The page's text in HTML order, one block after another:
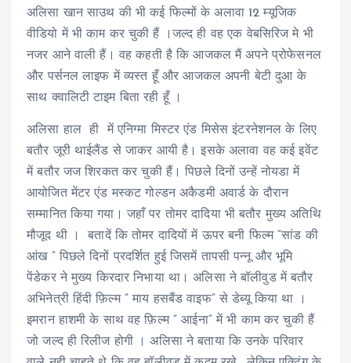
अलिसा खान साउथ की भी कई फिल्मों के अलावा 12 म्यूजिक
वीडियो में भी काम कर चुकी हैं ।जल्द ही वह एक वेबसिरिज मे भी
नजर आने वाली हैं। वह कहती है कि आजकल मैं अपने प्रोफेसनल
और पर्सनल लाइफ में व्यस्त हूँ और आजकल अपनी बेटी दुआ के
साथ क्वालिटी टाइम बिता रही हूँ ।
अलिसा हाल ही में एनिग्मा मिस्टर एंड मिसेस इंटरनेशनल के लिए
बतौर जूरी थाईलैंड से जाकर आयी है। इसके अलावा वह कई इवेंट
में बतौर जज शिरकत कर चुकी हैं। पिछले दिनों उन्हें नोयडा में
आयोजित मेंटर एंड मस्कट गोल्डन अकैडमी अवार्ड के दौरान
सम्मानित किया गया। जहाँ पर तोमर दादिया भी बतौर मुख्य अतिथि
मौजूद थी । बतादें कि तोमर दादियों में ऊपर बनी फिल्म “सांड की
आंख ” पिछले दिनों प्रदर्शित हुई जिसमें तापसी पन्नू और भूमि
पेंडेकर ने मुख्य किरदार निभाया था। अलिसा ने बॉलीवुड में बतौर
अभिनेत्री हिंदी फ़िल्म ” माय हसबैंड वाइफ” से डेब्यू किया था ।
इमरान हाशमी के साथ वह फ़िल्म ” आईना” में भी काम कर चुकी हैं
जो जल्द ही रिलीज होगी । अलिसा ने बताया कि उनके परिवार